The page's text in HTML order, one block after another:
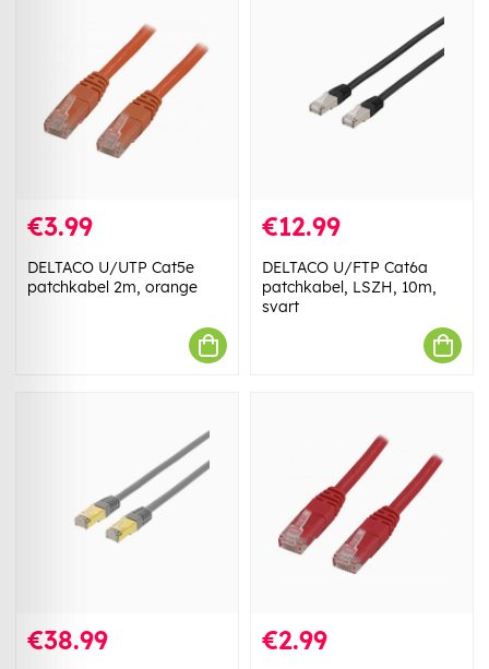
€3.99
DELTACO U/UTP Cat5e
patchkabel 2m, orange
€12.99
DELTACO U/FTP Cat6a
patchkabel, LSZH, 10m,
svart
€38.99 €2.99